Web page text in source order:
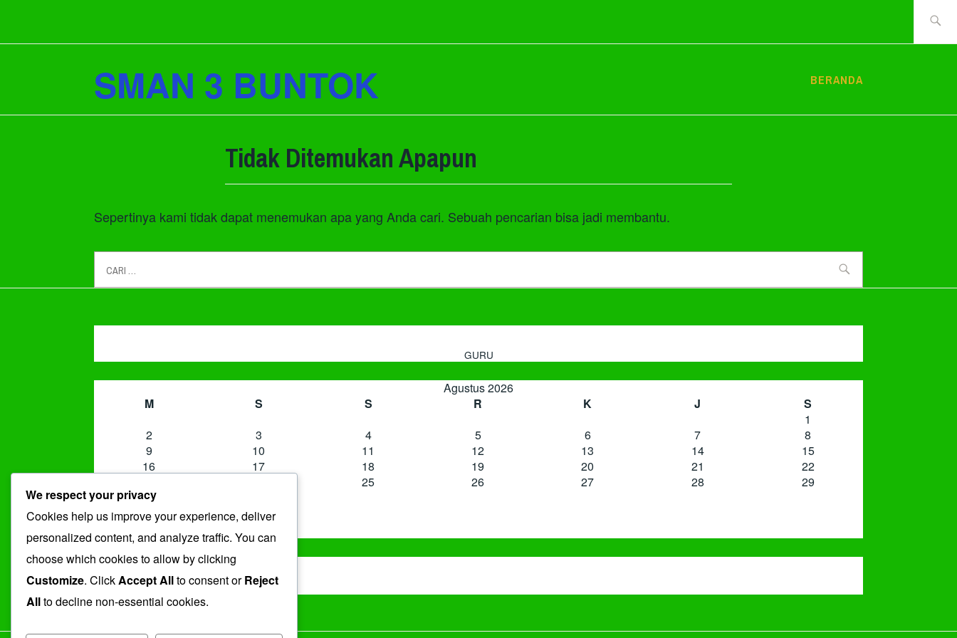
tentang:
SMAN 3 BUNTOK BERANDA
Tidak Ditemukan Apapun
Sepertinya kami tidak dapat menemukan apa yang Anda cari. Sebuah pencarian bisa jadi membantu.
tentang:
GURU
Agustus 2026
M
S S R K J
S
1
2
3 4 5 6 7
8
9
10 11 12 13 14
15
16
17 18 19 20 21
22
25 26 27 28
29
30
« Jul
ARSIP
Arsip
We respect your privacy
Cookies help us improve your experience, deliver
personalized content, and analyze traffic. You can
choose which cookies to allow by clicking
Customize. ClickAccept Allto consent orReject
Allto decline non-essential cookies.